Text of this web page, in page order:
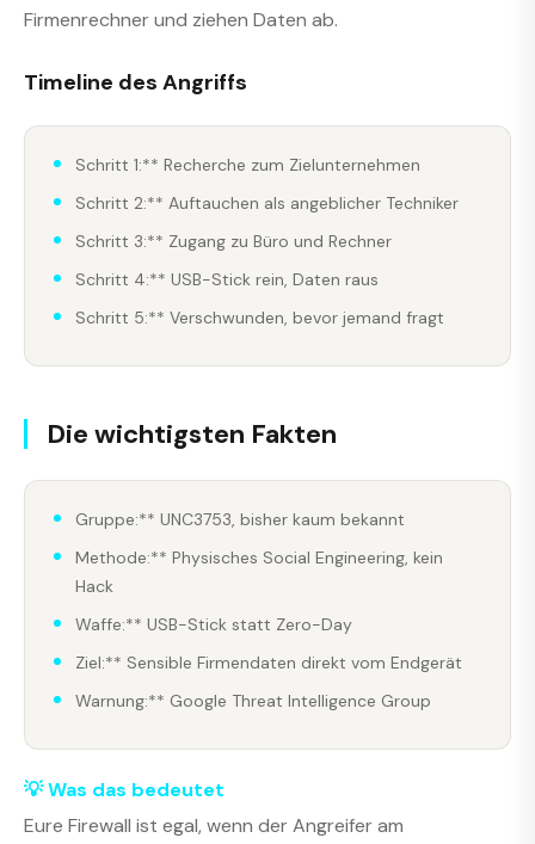
Firmenrechner und ziehen Daten ab.
Timeline des Angriffs
Schritt 1:** Recherche zum Zielunternehmen
Schritt 2:** Auftauchen als angeblicher Techniker
Schritt 3:** Zugang zu Büro und Rechner
Schritt 4:** USB-Stick rein, Daten raus
Schritt 5:** Verschwunden, bevor jemand fragt
Die wichtigsten Fakten
Gruppe:** UNC3753, bisher kaum bekannt
Methode:** Physisches Social Engineering, kein
Hack
Waffe:** USB-Stick statt Zero-Day
Ziel:** Sensible Firmendaten direkt vom Endgerät
Warnung:** Google Threat Intelligence Group
💡 Was das bedeutet
Eure Firewall ist egal, wenn der Angreifer am